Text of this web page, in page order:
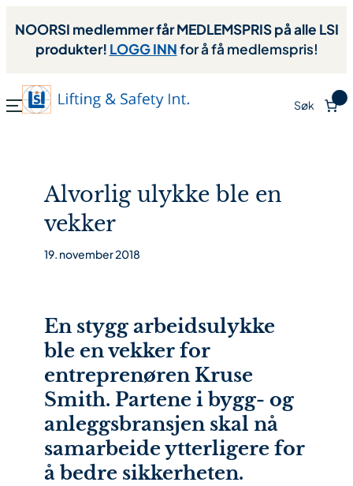
NOORSI medlemmer får MEDLEMSPRIS på alle LSI
produkter! LOGG INNfor å få medlemspris!
Søk
Alvorlig ulykke ble en
vekker
19. november 2018
En stygg arbeidsulykke
ble en vekker for
entreprenøren Kruse
Smith. Partene i bygg- og
anleggsbransjen skal nå
samarbeide ytterligere for
å bedre sikkerheten.